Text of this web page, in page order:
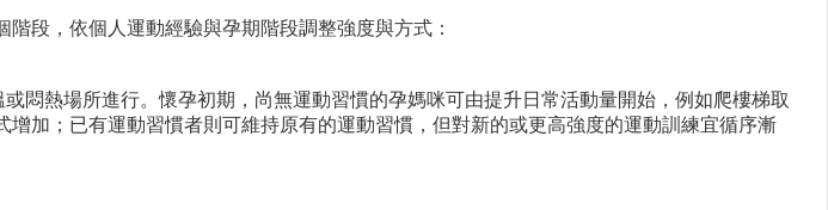
段，依個人運動經驗與孕期階段調整強度與方式：
悶熱場所進行。懷孕初期，尚無運動習慣的孕媽咪可由提升日常活動量開始，例如爬樓梯取
加；已有運動習慣者則可維持原有的運動習慣，但對新的或更高強度的運動訓練宜循序漸